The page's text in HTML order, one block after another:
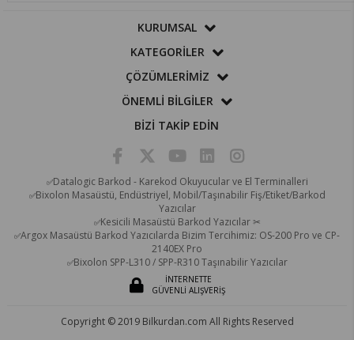
KURUMSAL
KATEGORİLER
ÇÖZÜMLERİMİZ
ÖNEMLİ BİLGİLER
BİZİ TAKİP EDİN
✅Datalogic Barkod - Karekod Okuyucular ve El Terminalleri
✅Bixolon Masaüstü, Endüstriyel, Mobil/Taşınabilir Fiş/Etiket/Barkod
Yazıcılar
✅Kesicili Masaüstü Barkod Yazıcılar ✂
✅Argox Masaüstü Barkod Yazıcılarda Bizim Tercihimiz: OS-200 Pro ve CP-
2140EX Pro
✅Bixolon SPP-L310 / SPP-R310 Taşınabilir Yazıcılar
İNTERNETTE
GÜVENLİ ALIŞVERİŞ
Copyright © 2019 Bilkurdan.com All Rights Reserved